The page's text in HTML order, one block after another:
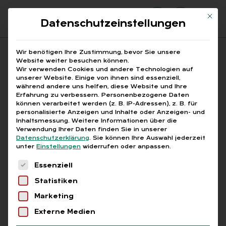
Suchfeld
Suchen
Breadcrumb-Navigation
STARTSEITE HR-COMMUNITY
Alle Bei­trä­ge mit dem
Schlag­wort „HR-Com­
mu­ni­ty“
Mit
Datenschutzeinstellungen
Wir benötigen Ihre Zustimmung, bevor Sie unsere
Website weiter besuchen können.
Wir verwenden Cookies und andere Technologien auf
unserer Website. Einige von ihnen sind essenziell,
während andere uns helfen, diese Website und Ihre
Erfahrung zu verbessern. Personenbezogene Daten
können verarbeitet werden (z. B. IP-Adressen), z. B. für
personalisierte Anzeigen und Inhalte oder Anzeigen- und
Inhaltsmessung. Weitere Informationen über die
Verwendung Ihrer Daten finden Sie in unserer
Datenschutzerklärung. Sie können Ihre Auswahl jederzeit
unter Einstellungen widerrufen oder anpassen.
Es folgt eine Liste der Service-Gruppen, für
Essenziell
Statistiken
Marketing
Externe Medien